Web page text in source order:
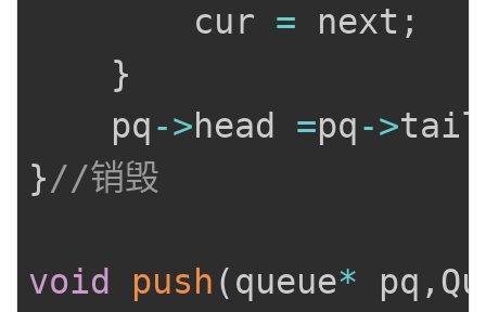
		cur
= next ;
}
	pq
->head =pq->tail
}//销毁
void push (queue* pq ,